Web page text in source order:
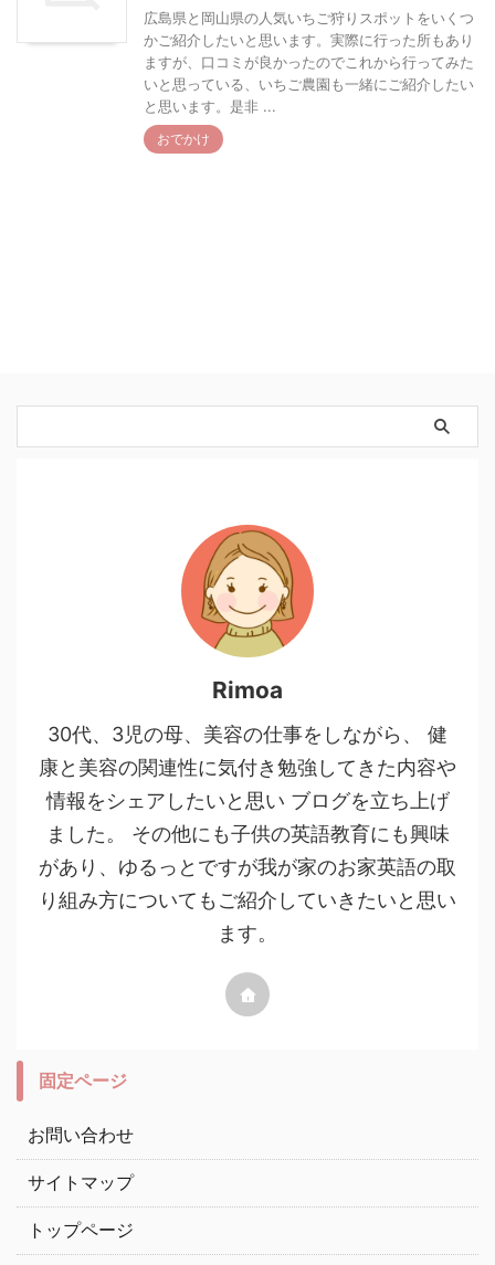
広島県と岡山県の人気いちご狩りスポットをいくつ
かご紹介したいと思います。実際に行った所もあり
ますが、口コミが良かったのでこれから行ってみた
いと思っている、いちご農園も一緒にご紹介したい
と思います。是非 ...
おでかけ
Rimoa
30代、3児の母、美容の仕事をしながら、 健
康と美容の関連性に気付き勉強してきた内容や
情報をシェアしたいと思い ブログを立ち上げ
ました。 その他にも子供の英語教育にも興味
があり、ゆるっとですが我が家のお家英語の取
り組み方についてもご紹介していきたいと思い
ます。
固定ページ
お問い合わせ
サイトマップ
トップページ